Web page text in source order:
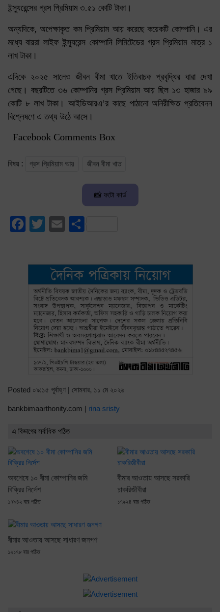
ইন্স্যুরেন্সের গ্রস প্রিমিয়াম ৩.৫১ কোটি টাকা।
অন্যদিকে, অপেক্ষাকৃত কম প্রিমিয়াম আয় করেছে কয়েকটি কোম্পানি। এর
মধ্যে বায়রা লাইফ ইন্স্যুরেন্স কোম্পানি লিমিটেডের গ্রস প্রিমিয়াম মাত্র ১
লাখ টাকা।
এদিকে ২০২৫ সালেও জীবন বীমা খাতে ইতিবাচক প্রবৃদ্ধির ধারা দেখা
গেছে। বছরটিতে ৩৬ কোম্পানির গ্রস প্রিমিয়াম আয় ছিল ১৩ হাজার ৯৯
কোটি ৮ লাখ টাকা। আইডিআরএ’র কাছে পাঠানো অনিরীক্ষিত প্রতিবেদন
বিশ্লেষণে এ তথ্য উঠে আসে।
Facebook Comments Box
বিষয় : গ্রস প্রিমিয়াম আয় জীবন বীমা খাত
📸 ফটো কার্ড
Facebook
TwitterEmail
Posted ০৯:১৫ পূর্বাহ্ণ | সোমবার, ১১ মে ২০২৬
bankbimaarthonity.com | rina sristy
এ বিভাগের সর্বাধিক পঠিত
অবশেষে ১০ বীমা কোম্পানির জমি
বিক্রির নির্দেশ
১৭৯৪২ বার পঠিত
বীমার আওতায় আসছে সরকারি
চাকরিজীবীরা
১৭৯২৪ বার পঠিত
বীমার আওতায় আসছে সাধারণ জনগণ
১২১৭৮ বার পঠিত